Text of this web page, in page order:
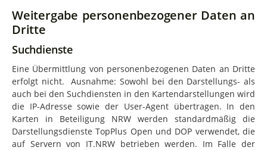
Weitergabe personenbezogener Daten an
Dritte
Suchdienste
Eine Übermittlung von personenbezogenen Daten an Dritte
erfolgt nicht. Ausnahme: Sowohl bei den Darstellungs- als
auch bei den Suchdiensten in den Kartendarstellungen wird
die IP-Adresse sowie der User-Agent übertragen. In den
Karten in Beteiligung NRW werden standardmäßig die
Darstellungsdienste TopPlus Open und DOP verwendet, die
auf Servern von IT.NRWbetrieben werden. Im Falle der